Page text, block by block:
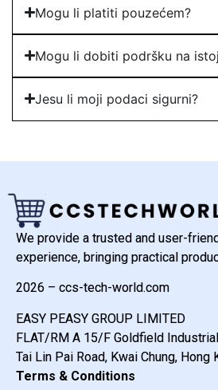
Mogu li platiti pouzećem?
Mogu li dobiti podršku na
Jesu li moji podaci sigurni?
We provide a trusted and user-
experience, bringing practical
2026 – ccs-tech-world.com
EASY PEASY GROUP LIMITED
FLAT/RM A 15/F Goldfield
Tai Lin Pai Road, Kwai Chung, Hong
Terms & Conditions